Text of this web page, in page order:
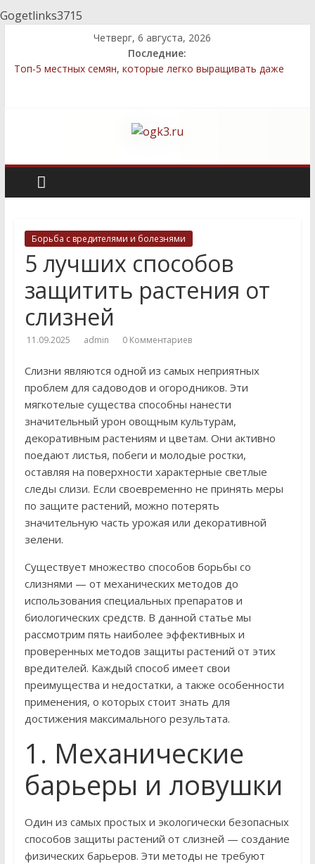
Gogetlinks3715
Четверг, 6 августа, 2026
Последние:
Топ-5 местных семян, которые легко выращивать даже
Быстрый компост: технологии, которые сэкономят ваше
Стратегии посадки деревьев и кустарников для защиты
приватности
Сравнение местных и импортных семян: преимущества и
Борьба с вредителями и болезнями
5 лучших способов
защитить растения от
слизней
11.09.2025 admin 0 Комментариев
Слизни являются одной из самых неприятных
проблем для садоводов и огородников. Эти
мягкотелые существа способны нанести
значительный урон овощным культурам,
декоративным растениям и цветам. Они активно
поедают листья, побеги и молодые ростки,
оставляя на поверхности характерные светлые
следы слизи. Если своевременно не принять меры
по защите растений, можно потерять
значительную часть урожая или декоративной
зелени.
Существует множество способов борьбы со
слизнями — от механических методов до
использования специальных препаратов и
биологических средств. В данной статье мы
рассмотрим пять наиболее эффективных и
проверенных методов защиты растений от этих
вредителей. Каждый способ имеет свои
преимущества и недостатки, а также особенности
применения, о которых стоит знать для
достижения максимального результата.
1. Механические
барьеры и ловушки
Один из самых простых и экологически безопасных
способов защиты растений от слизней — создание
физических барьеров. Эти методы не требуют